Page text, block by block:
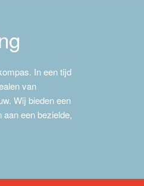
In een tijd
van
Wij bieden een
een bezielde,